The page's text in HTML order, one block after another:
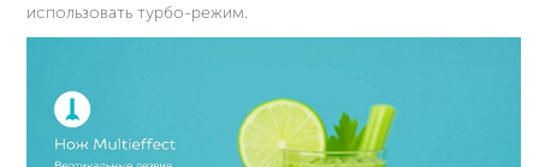
использовать турбо-режим.